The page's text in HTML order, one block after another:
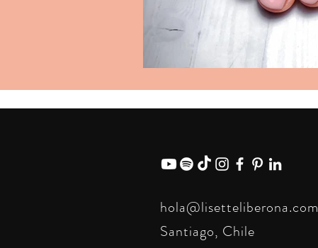
Santiago, Chile
hola@lisetteliberona.com